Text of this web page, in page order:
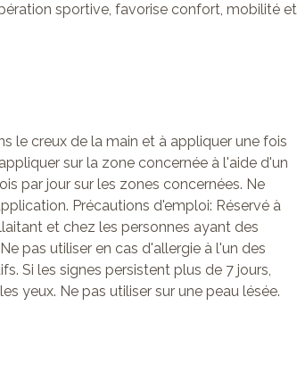
sportive, favorise confort, mobilité et
le creux de la main et à appliquer une fois
sur la zone concernée à l'aide d'un
par jour sur les zones concernées. Ne
Précautions d'emploi: Réservé à
et chez les personnes ayant des
pas utiliser en cas d'allergie à l'un des
Si les signes persistent plus de 7 jours,
yeux. Ne pas utiliser sur une peau lésée.